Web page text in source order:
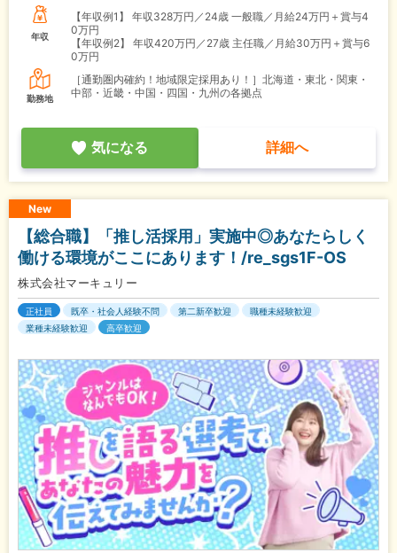
年収
【年収例1】
年収328万円／24歳 一般職／月給24万円＋賞与4
0万円
【年収例2】
年収420万円／27歳 主任職／月給30万円＋賞与6
0万円
勤務地
［通勤圏内確約！地域限定採用あり！］北海道・東北・関東・
中部・近畿・中国・四国・九州の各拠点
気になる 詳細へ
New
【総合職】「推し活採用」実施中◎あなたらしく
働ける環境がここにあります！/re_sgs1F-OS
株式会社マーキュリー
正社員 既卒・社会人経験不問 第二新卒歓迎
職種未経験歓迎
業種未経験歓迎
高卒歓迎